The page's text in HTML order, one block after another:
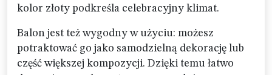
kolor złoty podkreśla celebracyjny klimat.
Balon jest też wygodny w użyciu: możesz
potraktować go jako samodzielną dekorację lub
część większej kompozycji. Dzięki temu łatwo